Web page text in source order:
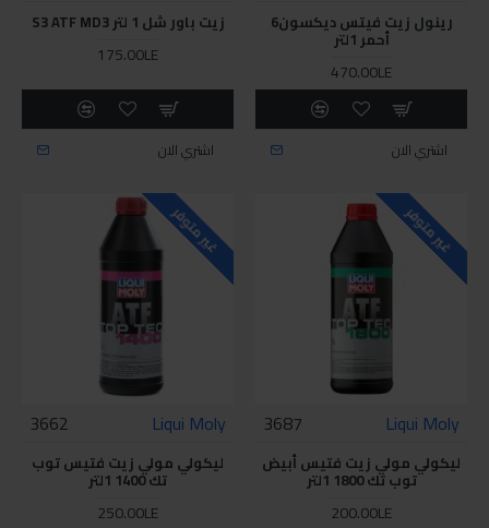
رينول زيت فيتس ديكسون6
أحمر 1لتر
470.00LE
اشتري الان
زيت باور شل 1 لتر S3 ATF MD3
175.00LE
اشتري الان
غير متوفر
Liqui Moly
3687
ليكولي مولي زيت فتيس أبيض
توب تك 1800 1لتر
200.00LE
غير متوفر
Liqui Moly
3662
ليكولي مولي زيت فتيس توب
تك 1400 1لتر
250.00LE